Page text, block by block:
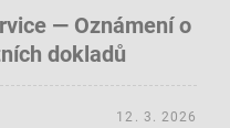
— Oznámení o
dokladů
12. 3. 2026